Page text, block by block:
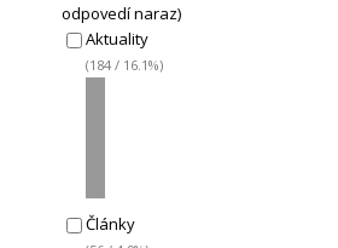
odpovedí naraz)
Aktuality
(184 / 16.1%)
Články